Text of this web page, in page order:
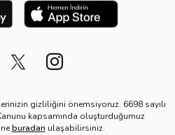
gizliliğini önemsiyoruz. 6698 sayılı
kapsamında oluşturduğumuz
buradan ulaşabilirsiniz.